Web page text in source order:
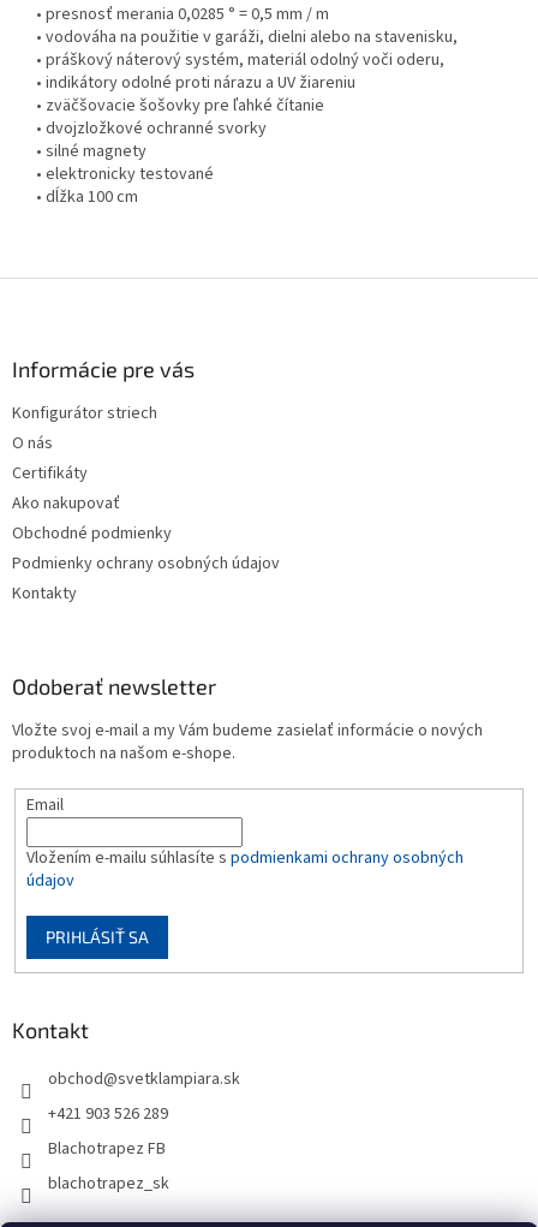
• presnosť merania 0,0285 ° = 0,5 mm / m
• vodováha na použitie v garáži, dielni alebo na stavenisku,
• práškový náterový systém, materiál odolný voči oderu,
• indikátory odolné proti nárazu a UV žiareniu
• zväčšovacie šošovky pre ľahké čítanie
• dvojzložkové ochranné svorky
• silné magnety
• elektronicky testované
• dĺžka 100 cm
Informácie pre vás
Konfigurátor striech
O nás
Certifikáty
Ako nakupovať
Obchodné podmienky
Podmienky ochrany osobných údajov
Kontakty
Odoberať newsletter
Vložte svoj e-mail a my Vám budeme zasielať informácie o nových
produktoch na našom e-shope.
Email
Vložením e-mailu súhlasíte s podmienkami ochrany osobných
údajov
PRIHLÁSIŤ SA
Kontakt
obchod@svetklampiara.sk
+421 903 526 289
Blachotrapez FB
blachotrapez_sk